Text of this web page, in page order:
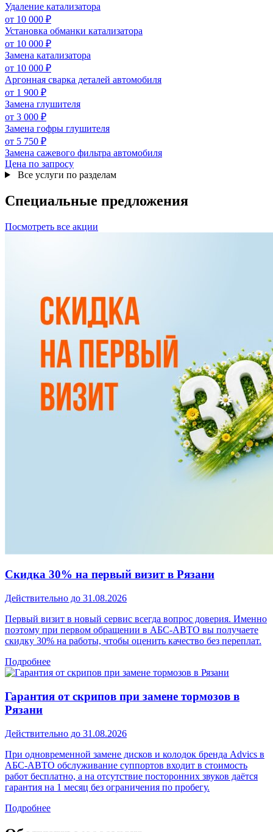
Удаление катализатора
от 10 000 ₽
Установка обманки катализатора
от 10 000 ₽
Замена катализатора
от 10 000 ₽
Аргонная сварка деталей автомобиля
от 1 900 ₽
Замена глушителя
от 3 000 ₽
Замена гофры глушителя
от 5 750 ₽
Замена сажевого фильтра автомобиля
Цена по запросу
Все услуги по разделам
Специальные предложения
Посмотреть все акции
Скидка 30% на первый визит в Рязани
Действительно до 31.08.2026
Первый визит в новый сервис всегда вопрос доверия. Именно
поэтому при первом обращении в АБС-АВТО вы получаете
скидку 30% на работы, чтобы оценить качество без переплат.
Подробнее
Гарантия от скрипов при замене тормозов в
Рязани
Действительно до 31.08.2026
При одновременной замене дисков и колодок бренда Advics в
АБС-АВТО обслуживание суппортов входит в стоимость
работ бесплатно, а на отсутствие посторонних звуков даётся
гарантия на 1 месяц без ограничения по пробегу.
Подробнее